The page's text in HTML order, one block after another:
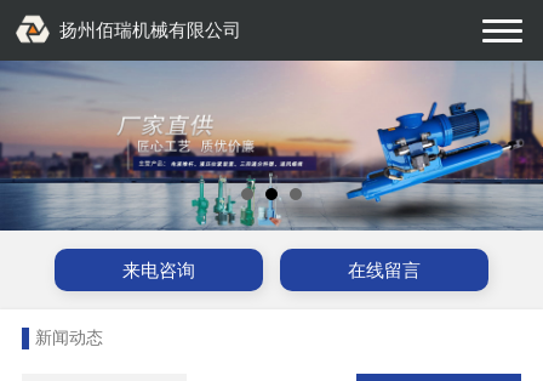
扬州佰瑞机械有限公司
来电咨询 在线留言
新闻动态